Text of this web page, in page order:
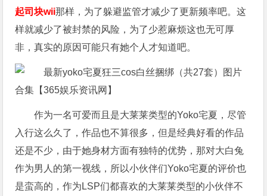
起司块wii那样，为了躲避监管才减少了更新频率吧。这
样就减少了被封禁的风险，为了少惹麻烦这也无可厚
非，真实的原因可能只有她个人才知道吧。
作为一名可爱而且是大莱莱类型的Yoko宅夏，尽管
入行这么久了，作品也不算很多，但是经典好看的作品
还是不少，由于她身材方面有独特的优势，那对大白兔
作为男人的第一视线，所以小伙伴们Yoko宅夏的评价也
是蛮高的，作为LSP们都喜欢的大莱莱类型的小伙伴不